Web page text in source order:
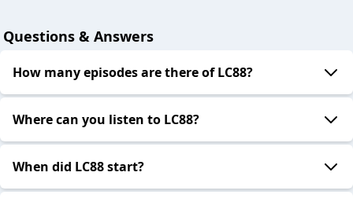
Questions & Answers
How many episodes are there of LC88?
Where can you listen to LC88?
When did LC88 start?